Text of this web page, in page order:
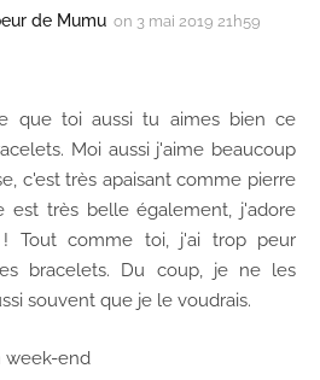
de Mumu on 3 mai 2019 21h59
que toi aussi tu aimes bien ce
Moi aussi j'aime beaucoup
c'est très apaisant comme pierre
est très belle également, j'adore
Tout comme toi, j'ai trop peur
bracelets. Du coup, je ne les
souvent que je le voudrais.
week-end